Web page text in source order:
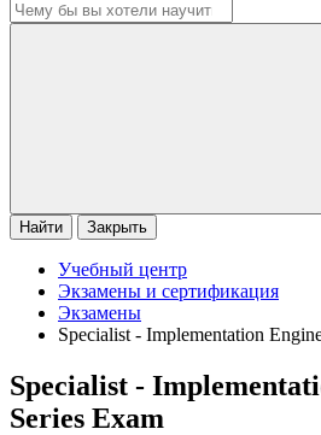
Найти Закрыть
Учебный центр
Экзамены и сертификация
Экзамены
Specialist - Implementation
Specialist -
Series Exam